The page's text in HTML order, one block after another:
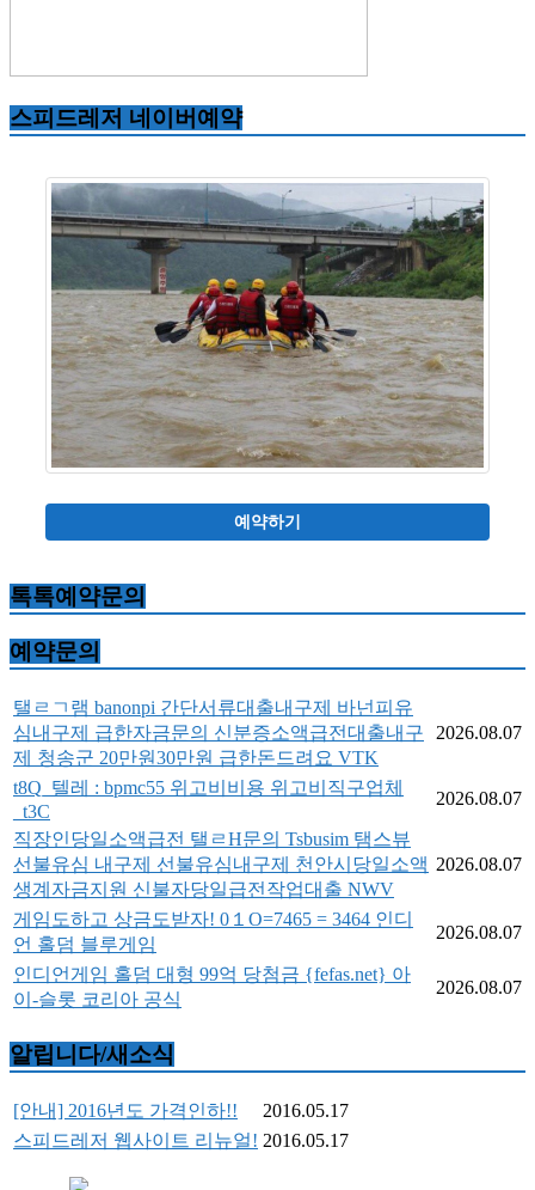
스피드레저 네이버예약
예약하기
톡톡예약문의
예약문의
탤ㄹㄱ램 banonpi 간단서류대출내구제 바넌피유
심내구제 급한자금문의 신분증소액급전대출내구
제 청송군 20만원30만원 급한돈드려요 VTK
2026.08.07
t8Q_텔레 : bpmc55 위고비비용 위고비직구업체
_t3C
2026.08.07
직장인당일소액급전 탤ㄹH문의 Tsbusim 탬스뷰
선불유심 내구제 선불유심내구제 천안시당일소액
생계자금지원 신불자당일급전작업대출 NWV
2026.08.07
게임도하고 상금도받자! 0１O=7465 = 3464 인디
언 홀덤 블루게임
2026.08.07
인디언게임 홀덤 대형 99억 당첨금 {fefas.net} 아
이-슬롯 코리아 공식
2026.08.07
알립니다/새소식
[안내] 2016년도 가격인하!!
2016.05.17
스피드레저 웹사이트 리뉴얼! 2016.05.17